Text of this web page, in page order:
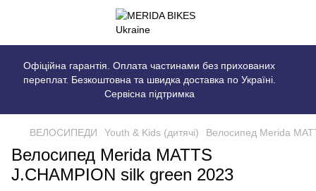
Офіційна гарантія. Оплата частинами без прихованих
переплат. Безкоштовна та швидка доставка по Україні.
Сервісна підтримка
ВЕЛОСИПЕДИ Youth & Kids (дитячі) Велосипед Merida
Велосипед Merida MATTS
J.CHAMPION silk green 2023